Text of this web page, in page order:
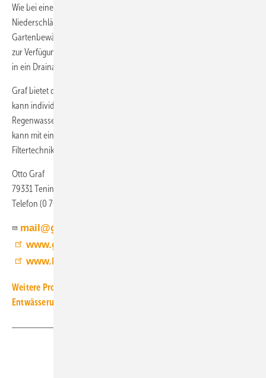
Wie bei einer herkömmlichen Regenwassernutzungsanlage werden
Niederschläge im Tank gesammelt und stehen dann für die
Gartenbewässerung, die Toilettenspülung und die Waschmaschine
zur Verfügung. Nicht nutzbare Niederschläge werden zur Versickerung
in ein Drainagerohr auf der kiesbewehrten Einbausohle geleitet.
Graf bietet die Lösung ab 10 000 l Tankvolumen an. Das Volumen
kann individuell aufgeteilt werden, beispielsweise 6000 l für die
Regenwassernutzung und 4000 l für die Versickerung. Der Flachtank
kann mit einer Überfahrbarkeit bis 30 t eingebaut werden. Die
Filtertechnik ist in der Domöffnung integriert.
Otto Graf
79331 Teningen
Telefon (0 76 41) 58 90
mail@graf.info
www.graf.info
www.bit.ly/tga1321
Weitere Produkt-Meldungen zum Thema Installations- und
Entwässerungstechnik